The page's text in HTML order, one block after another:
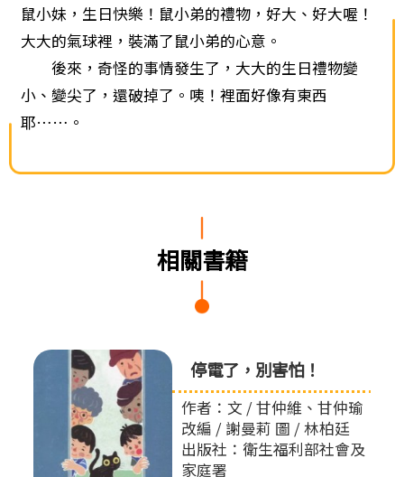
鼠小妹，生日快樂！鼠小弟的禮物，好大、好大喔！
大大的氣球裡，裝滿了鼠小弟的心意。
後來，奇怪的事情發生了，大大的生日禮物變
小、變尖了，還破掉了。咦！裡面好像有東西
耶……。
相關書籍
停電了，別害怕！
作者：文 / 甘仲維、甘仲瑜
改編 / 謝曼莉 圖 / 林柏廷
出版社：衛生福利部社會及
家庭署